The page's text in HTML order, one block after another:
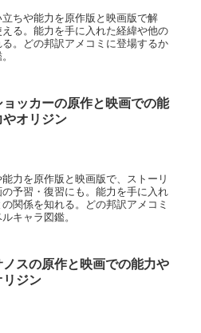
ちや能力を原作版と映画版で解
る。能力を手に入れた経緯や他の
。どの邦訳アメコミに登場するか
ョッカーの原作と映画での能
やオリジン
力を原作版と映画版で、ストーリ
予習・復習にも。能力を手に入れ
関係を知れる。どの邦訳アメコミ
キャラ図鑑。
ノスの原作と映画での能力や
リジン